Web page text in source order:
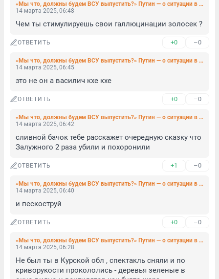
«Мы что, должны будем ВСУ выпустить?» Путин — о ситуации в Курской области и прекращении огня
14 марта 2025, 06:48
Чем ты стимулируешь свои галлюцинации золосек ?
ОТВЕТИТЬ +0 –0
«Мы что, должны будем ВСУ выпустить?» Путин — о ситуации в Курской области и прекращении огня
14 марта 2025, 06:45
это не он а василич кхе кхе
ОТВЕТИТЬ +0 –0
«Мы что, должны будем ВСУ выпустить?» Путин — о ситуации в Курской области и прекращении огня
14 марта 2025, 06:42
сливной бачок тебе расскажет очередную сказку что
Залужного 2 раза убили и похоронили
ОТВЕТИТЬ +1 –0
«Мы что, должны будем ВСУ выпустить?» Путин — о ситуации в Курской области и прекращении огня
14 марта 2025, 06:40
и пескоструй
ОТВЕТИТЬ +0 –0
«Мы что, должны будем ВСУ выпустить?» Путин — о ситуации в Курской области и прекращении огня
14 марта 2025, 06:28
Не был ты в Курской обл , спектакль сняли и по
криворукости прокололись - деревья зеленые в